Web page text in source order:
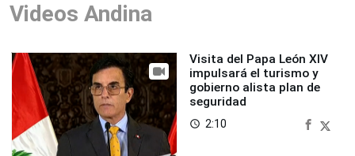
Videos Andina
Visita del Papa León XIV
impulsará el turismo y
gobierno alista plan de
seguridad
access_time 2:10